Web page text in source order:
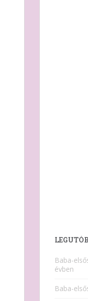
Baba-
évben
Baba-